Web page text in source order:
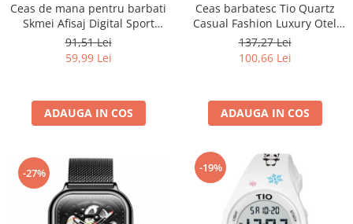
Ceas de mana pentru barbati
Skmei Afisaj Digital Sport
Rezistent la socuri si apa
91,51 Lei
59,99 Lei
ADAUGA IN COS
Ceas barbatesc Tio Quartz
Casual Fashion Luxury Otel
inoxidabil
137,27 Lei
100,66 Lei
ADAUGA IN COS
-27% -19%